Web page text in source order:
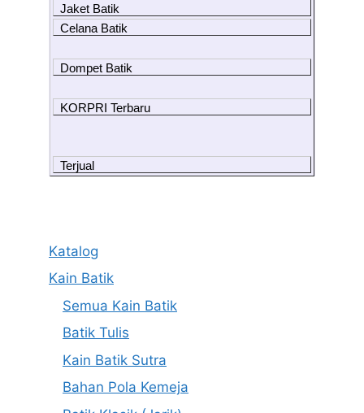
Jaket Batik
Celana Batik
Dompet Batik
KORPRI Terbaru
Terjual
Katalog
Kain Batik
Semua Kain Batik
Batik Tulis
Kain Batik Sutra
Bahan Pola Kemeja